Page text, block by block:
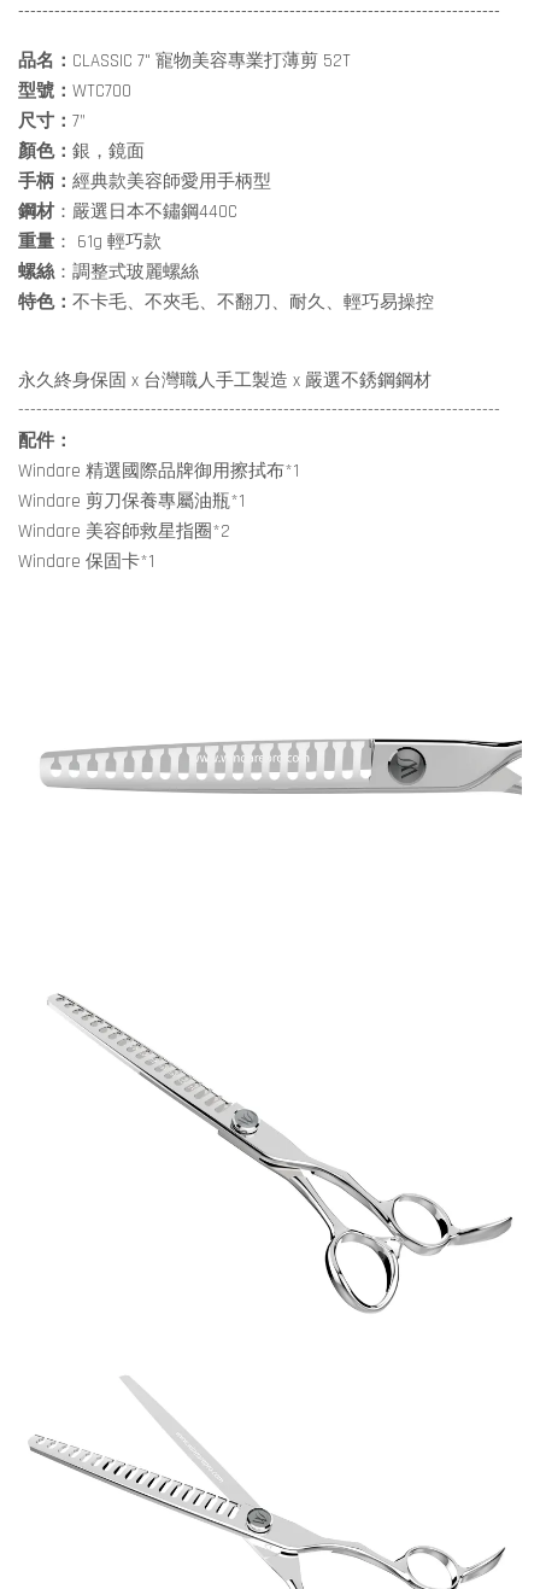
--------------------------------------------------------------------------------
品名： CLASSIC 7" 寵物美容專業打薄剪 52T
型號： WTC700
尺寸： 7”
顏色： 銀，鏡面
手柄： 經典款美容師愛用手柄型
鋼材 ：嚴選日本不鏽鋼440C
重量 ： 61g 輕巧款
螺絲：調整式玻麗螺絲
特色： 不卡毛、不夾毛、不翻刀、耐久、輕巧易操控
永久終身保固 x 台灣職人手工製造 x 嚴選不銹鋼鋼材
--------------------------------------------------------------------------------
配件：
Windare 精選國際品牌御用擦拭布*1
Windare 剪刀保養專屬油瓶*1
Windare 美容師救星指圈*2
Windare 保固卡*1